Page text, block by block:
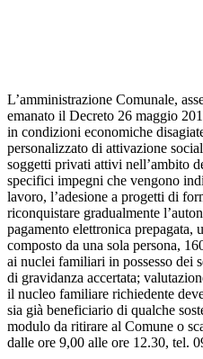
L’amministrazione Comunale,
emanato il Decreto 26 maggio
in condizioni economiche
personalizzato di attivazione
soggetti privati attivi nell’ambito
specifici impegni che vengono
lavoro, l’adesione a progetti di
riconquistare gradualmente
pagamento elettronica
composto da una sola persona,
ai nuclei familiari in possesso dei
di gravidanza accertata;
il nucleo familiare richiedente
sia già beneficiario di qualche
modulo da ritirare al Comune o
dalle ore 9,00 alle ore 12.30, tel.